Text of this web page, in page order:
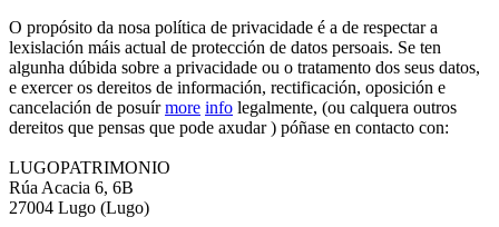
O propósito da nosa política de privacidade é a de respectar a
lexislación máis actual de protección de datos persoais. Se ten
algunha dúbida sobre a privacidade ou o tratamento dos seus datos,
e exercer os dereitos de información, rectificación, oposición e
cancelación de posuírmore info legalmente, (ou calquera outros
dereitos que pensas que pode axudar ) póñase en contacto con:
LUGOPATRIMONIO
Rúa Acacia 6, 6B
27004 Lugo (Lugo)